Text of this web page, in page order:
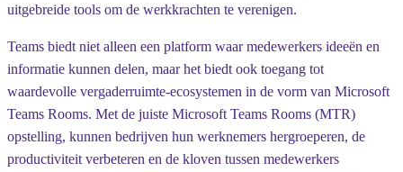
uitgebreide tools om de werkkrachten te verenigen.
Teams biedt niet alleen een platform waar medewerkers ideeën en
informatie kunnen delen, maar het biedt ook toegang tot
waardevolle vergaderruimte-ecosystemen in de vorm van Microsoft
Teams Rooms. Met de juiste Microsoft Teams Rooms (MTR)
opstelling, kunnen bedrijven hun werknemers hergroeperen, de
productiviteit verbeteren en de kloven tussen medewerkers